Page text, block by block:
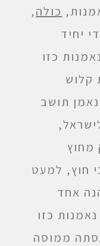
כולה,
יחיד
כזו
קלוש
תושב
מחוץ
חוץ, למעט
אחד
כזו
ממוסה